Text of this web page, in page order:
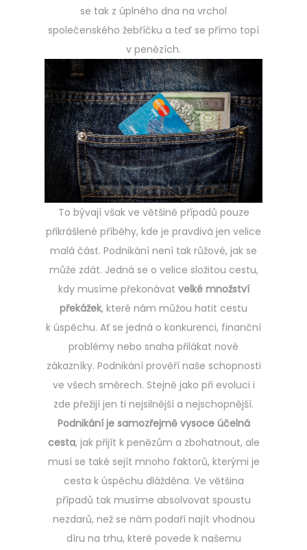
se tak z úplného dna na vrchol
společenského žebříčku a teď se přímo topí
v penězích.
To bývají však ve většině případů pouze
přikrášlené příběhy, kde je pravdivá jen velice
malá část. Podnikání není tak růžové, jak se
může zdát. Jedná se o velice složitou cestu,
kdy musíme překonávat velké množství
překážek, které nám můžou hatit cestu
k úspěchu. Ať se jedná o konkurenci, finanční
problémy nebo snaha přilákat nové
zákazníky. Podnikání prověří naše schopnosti
ve všech směrech. Stejně jako při evoluci i
zde přežijí jen ti nejsilnější a nejschopnější.
Podnikání je samozřejmě vysoce účelná
cesta, jak přijít k penězům a zbohatnout, ale
musí se také sejít mnoho faktorů, kterými je
cesta k úspěchu dlážděna. Ve většina
případů tak musíme absolvovat spoustu
nezdarů, než se nám podaří najít vhodnou
díru na trhu, které povede k našemu